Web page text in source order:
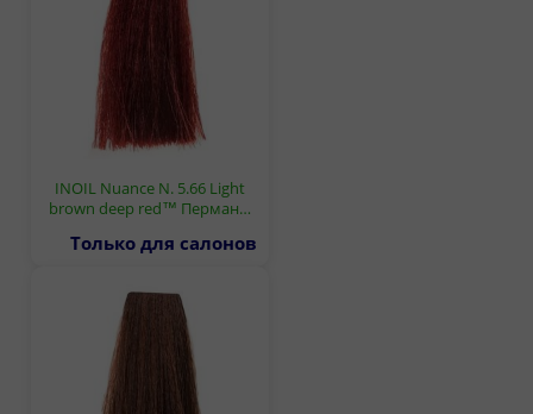
INOIL Nuance N. 5.66 Light
brown deep red™ Перман…
Только для салонов